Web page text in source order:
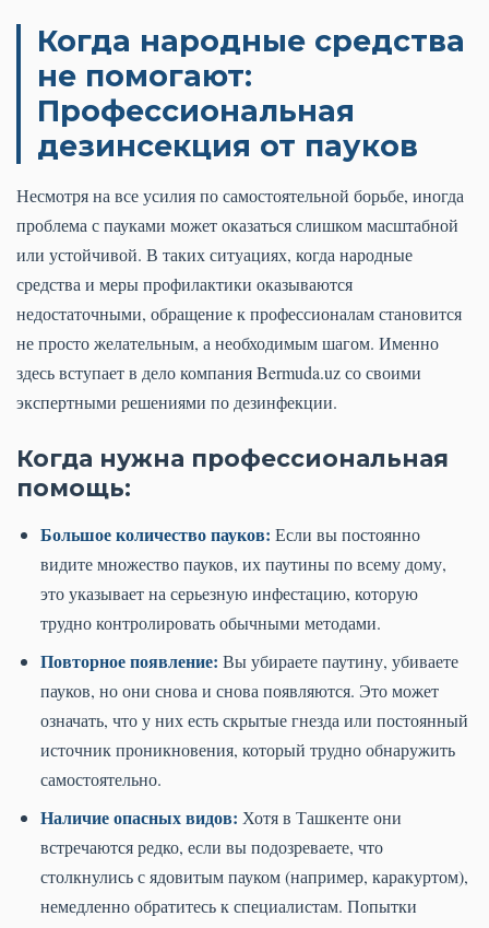
Когда народные средства
не помогают:
Профессиональная
дезинсекция от пауков
Несмотря на все усилия по самостоятельной борьбе, иногда
проблема с пауками может оказаться слишком масштабной
или устойчивой. В таких ситуациях, когда народные
средства и меры профилактики оказываются
недостаточными, обращение к профессионалам становится
не просто желательным, а необходимым шагом. Именно
здесь вступает в дело компания Bermuda.uz со своими
экспертными решениями по дезинфекции.
Когда нужна профессиональная
помощь:
Большое количество пауков: Если вы постоянно
видите множество пауков, их паутины по всему дому,
это указывает на серьезную инфестацию, которую
трудно контролировать обычными методами.
Повторное появление: Вы убираете паутину, убиваете
пауков, но они снова и снова появляются. Это может
означать, что у них есть скрытые гнезда или постоянный
источник проникновения, который трудно обнаружить
самостоятельно.
Наличие опасных видов: Хотя в Ташкенте они
встречаются редко, если вы подозреваете, что
столкнулись с ядовитым пауком (например, каракуртом),
немедленно обратитесь к специалистам. Попытки